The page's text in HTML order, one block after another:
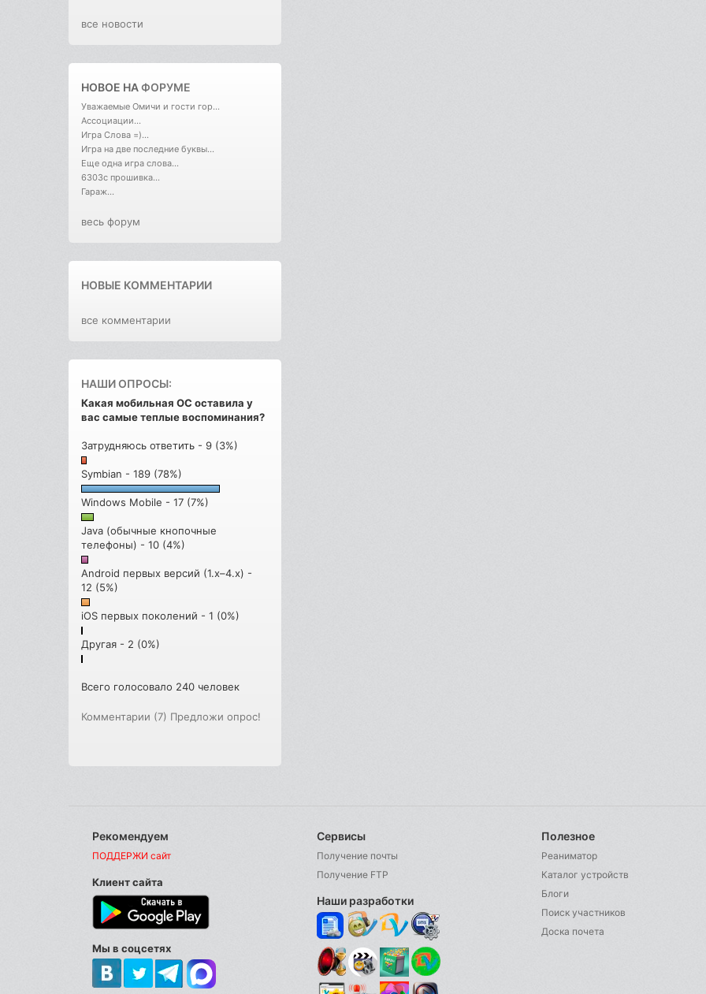
все новости
НОВОЕ НАФОРУМЕ
Уважаемые Омичи и гости гор...
Ассоциации...
Игра Слова =)...
Игра на две последние буквы...
Еще одна игра слова...
6303с прошивка...
Гараж...
весь форум
НОВЫЕ КОММЕНТАРИИ
все комментарии
НАШИ ОПРОСЫ:
Какая мобильная ОС оставила у
вас самые теплые воспоминания?
Затрудняюсь ответить - 9 (3%)
Symbian - 189 (78%)
Windows Mobile - 17 (7%)
Java (обычные кнопочные
телефоны) - 10 (4%)
Android первых версий (1.x–4.x) -
12 (5%)
iOS первых поколений - 1 (0%)
Другая - 2 (0%)
Всего голосовало 240 человек
Комментарии (7) Предложи опрос!
Рекомендуем
ПОДДЕРЖИ сайт
Клиент сайта
Мы в соцсетях
Сервисы
Получение почты
Получение FTP
Наши разработки
Полезное
Реаниматор
Каталог устройств
Блоги
Поиск участников
Доска почета